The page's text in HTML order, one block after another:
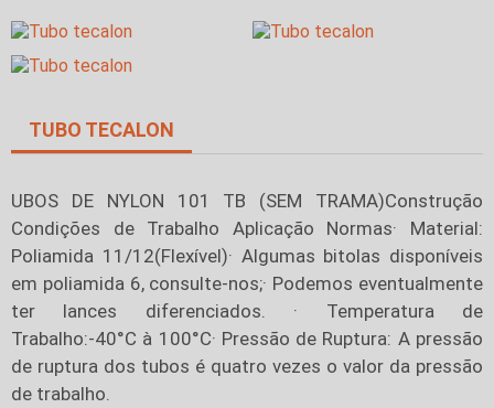
TUBO TECALON
UBOS DE NYLON 101 TB (SEM TRAMA)Construção
Condições de Trabalho Aplicação Normas· Material:
Poliamida 11/12(Flexível)· Algumas bitolas disponíveis
em poliamida 6, consulte-nos;· Podemos eventualmente
ter lances diferenciados. · Temperatura de
Trabalho:-40°C à 100°C· Pressão de Ruptura: A pressão
de ruptura dos tubos é quatro vezes o valor da pressão
de trabalho.